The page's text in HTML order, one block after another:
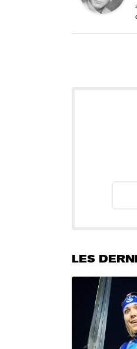
LES